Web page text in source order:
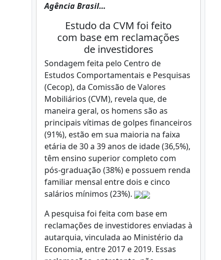
Agência Brasil…
Estudo da CVM foi feito
com base em reclamações
de investidores
Sondagem feita pelo Centro de
Estudos Comportamentais e Pesquisas
(Cecop), da Comissão de Valores
Mobiliários (CVM), revela que, de
maneira geral, os homens são as
principais vítimas de golpes financeiros
(91%), estão em sua maioria na faixa
etária de 30 a 39 anos de idade (36,5%),
têm ensino superior completo com
pós-graduação (38%) e possuem renda
familiar mensal entre dois e cinco
salários mínimos (23%).
A pesquisa foi feita com base em
reclamações de investidores enviadas à
autarquia, vinculada ao Ministério da
Economia, entre 2017 e 2019. Essas